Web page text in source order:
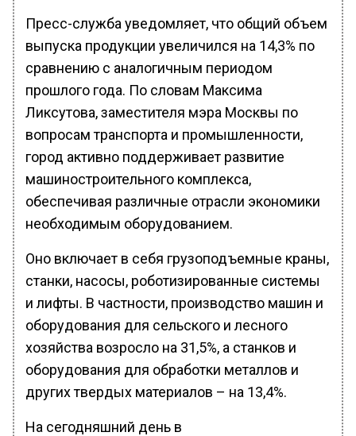
Пресс-служба уведомляет, что общий объем
выпуска продукции увеличился на 14,3% по
сравнению с аналогичным периодом
прошлого года. По словам Максима
Ликсутова, заместителя мэра Москвы по
вопросам транспорта и промышленности,
город активно поддерживает развитие
машиностроительного комплекса,
обеспечивая различные отрасли экономики
необходимым оборудованием.
Оно включает в себя грузоподъемные краны,
станки, насосы, роботизированные системы
и лифты. В частности, производство машин и
оборудования для сельского и лесного
хозяйства возросло на 31,5%, а станков и
оборудования для обработки металлов и
других твердых материалов – на 13,4%.
На сегодняшний день в